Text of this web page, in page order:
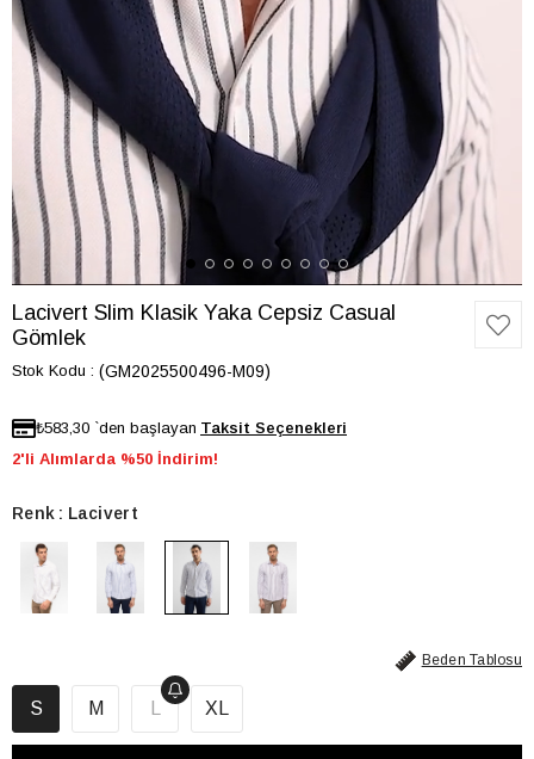
Lacivert Slim Klasik Yaka Cepsiz Casual
Gömlek
Stok Kodu (GM2025500496-M09)
₺583,30 `den başlayan
2'li Alımlarda %50 İndirim!
Renk Lacivert
Beden Tablosu
S M XL